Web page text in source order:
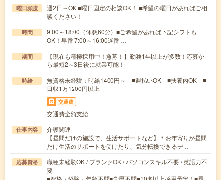
曜日頻度
週2日～OK ■曜日固定の相談OK！ ■希望の曜日があればご相
談ください！
時間
9:00～18:00（休憩60分）■ご希望があれば下記シフトも
OK！早番 7:00～16:00遅番 …
期間
【現在も積極採用中！急募！】勤務1年以上が多数！応募か
ら最短2～3日後に就業可能！
時給
無資格未経験：時給1400円～ ■週払いOK ■扶養内OK ■
日収1万1200円以上
交通費
交通費全額支給
仕事内容
介護関連
【昼間だけの施設で、生活サポートなど】＊お年寄りが昼間
だけ生活のサポートを受けたり、気分転換できるデ…
応募資格
職種未経験OK / ブランクOK / パソコンスキル不要 / 英語力不
要